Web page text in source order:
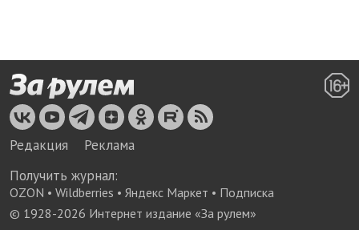
Редакция
Реклама
Получить журнал:
OZON • Wildberries • Яндекс Маркет • Подписка
© 1928-2026 Интернет издание «За рулем»